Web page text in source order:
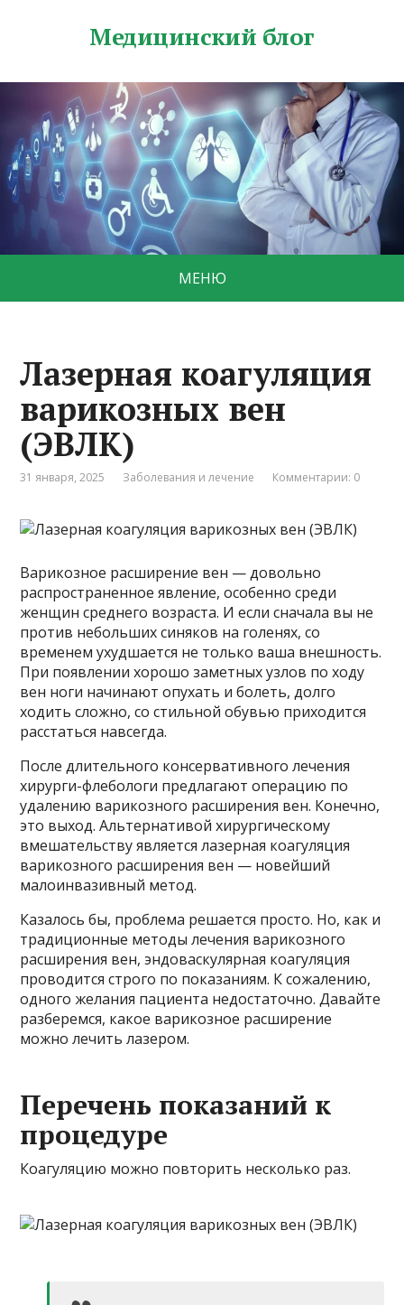
Медицинский блог
МЕНЮ
Лазерная коагуляция
варикозных вен
(ЭВЛК)
31 января, 2025 Заболевания и лечение Комментарии: 0
Варикозное расширение вен — довольно
распространенное явление, особенно среди
женщин среднего возраста. И если сначала вы не
против небольших синяков на голенях, со
временем ухудшается не только ваша внешность.
При появлении хорошо заметных узлов по ходу
вен ноги начинают опухать и болеть, долго
ходить сложно, со стильной обувью приходится
расстаться навсегда.
После длительного консервативного лечения
хирурги-флебологи предлагают операцию по
удалению варикозного расширения вен. Конечно,
это выход. Альтернативой хирургическому
вмешательству является лазерная коагуляция
варикозного расширения вен — новейший
малоинвазивный метод.
Казалось бы, проблема решается просто. Но, как и
традиционные методы лечения варикозного
расширения вен, эндоваскулярная коагуляция
проводится строго по показаниям. К сожалению,
одного желания пациента недостаточно. Давайте
разберемся, какое варикозное расширение
можно лечить лазером.
Перечень показаний к
процедуре
Коагуляцию можно повторить несколько раз.